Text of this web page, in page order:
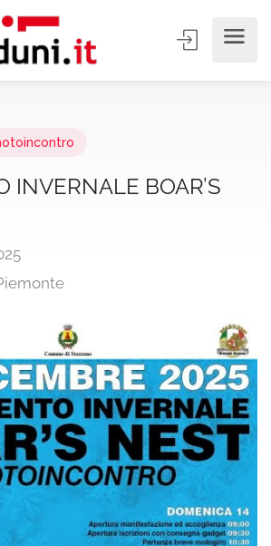
INVERNALE BOAR’S